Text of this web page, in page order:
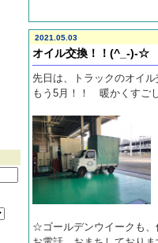
2021.05.03
オイル交換！！(^_-)-☆
先日は、トラックのオイ
もう5月！！ 暖かくすご
☆ゴールデンウイークも